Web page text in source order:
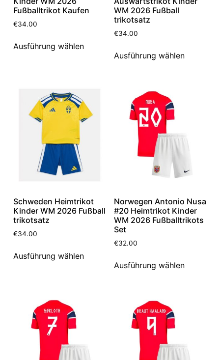
Fußballtrikot Kaufen
€34.00
Ausführung wählen
WM 2026 Fußball
trikotsatz
€34.00
Ausführung wählen
Schweden Heimtrikot
Kinder WM 2026 Fußball
trikotsatz
€34.00
Ausführung wählen
Norwegen Antonio Nusa
#20 Heimtrikot Kinder
WM 2026 Fußballtrikots
Set
€32.00
Ausführung wählen